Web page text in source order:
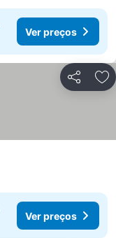
Ver preços
Partilhar
Ver preços